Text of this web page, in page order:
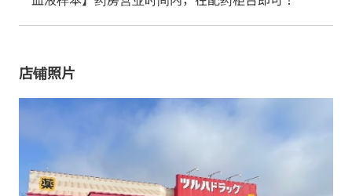
店铺照片